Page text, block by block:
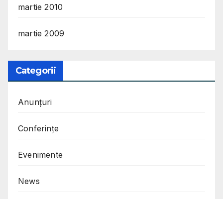
martie 2010
martie 2009
Categorii
Anunțuri
Conferințe
Evenimente
News